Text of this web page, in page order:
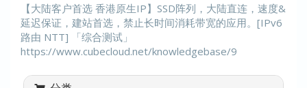
【大陆客户首选 香港原生IP】SSD阵列，大陆直连，速度&
延迟保证，建站首选，禁止长时间消耗带宽的应用。[IPv6
路由 NTT] 「综合测试」
https://www.cubecloud.net/knowledgebase/9